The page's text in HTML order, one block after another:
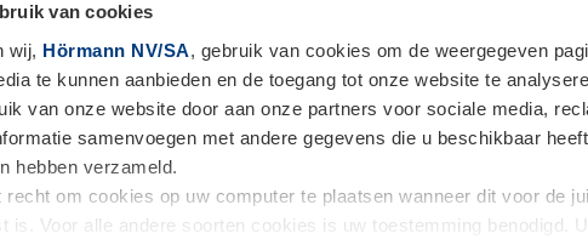
van cookies
wij, Hörmann NV/SA, gebruik van cookies om de weergegeven
te kunnen aanbieden en de toegang tot onze website te
van onze website door aan onze partners voor sociale media,
samenvoegen met andere gegevens die u beschikbaar
hebben verzameld.
om cookies op uw computer te plaatsen wanneer dit voor de
is. Voor alle andere soorten cookies is uw toestemming benodigd.
d’autres produits Hörmann